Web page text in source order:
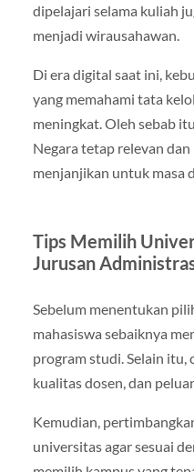
dipelajari selama kuliah
menjadi wirausahawan.
Di era digital saat ini,
yang memahami tata
meningkat. Oleh sebab
Negara tetap relevan
menjanjikan untuk masa
Tips Memilih
Jurusan
Sebelum menentukan
mahasiswa sebaiknya
program studi. Selain itu,
kualitas dosen, dan
Kemudian,
universitas agar sesuai